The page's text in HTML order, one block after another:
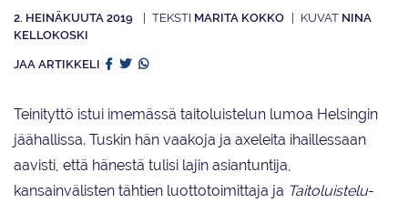
2. HEINÄKUUTA 2019 MARITA KOKKO
NINA
KELLOKOSKI
JAA ARTIKKELI
Teinityttö istui imemässä taitoluistelun lumoa Helsingin
jäähallissa. Tuskin hän vaakoja ja axeleita ihaillessaan
aavisti, että hänestä tulisi lajin asiantuntija,
kansainvälisten tähtien luottotoimittaja ja Taitoluistelu-